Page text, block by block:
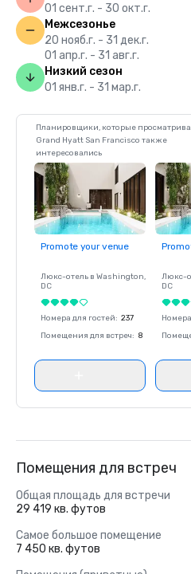
01 сент.г. - 30 окт.г.
Межсезонье
20 нояб.г. - 31 дек.г.
01 апр.г. - 31 авг.г.
Низкий сезон
01 янв.г. - 31 мар.г.
Планировщики, которые
Grand Hyatt San Francisco также
интересовались
Promote your venue
Люкс-отель в Washington,
DC
Номера для гостей: 237
Помещения для встреч: 8
Люкс-
DC
Помещения для встреч
Общая площадь для встречи
29 419 кв. футов
Самое большое помещение
7 450 кв. футов